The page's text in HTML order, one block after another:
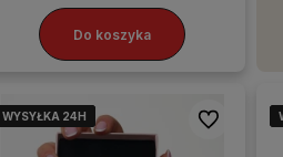
Do koszyka
WYSYŁKA 24H
WYSYŁKA 24H
WYSYŁKA 24H
WYSYŁKA 24H Do